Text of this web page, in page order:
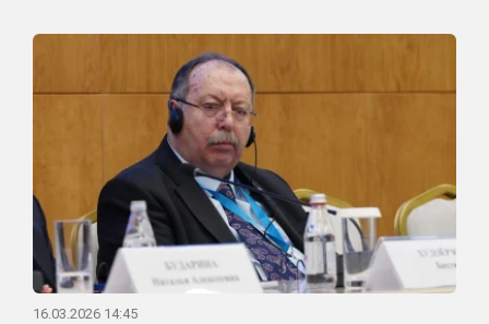
16.03.2026 14:45